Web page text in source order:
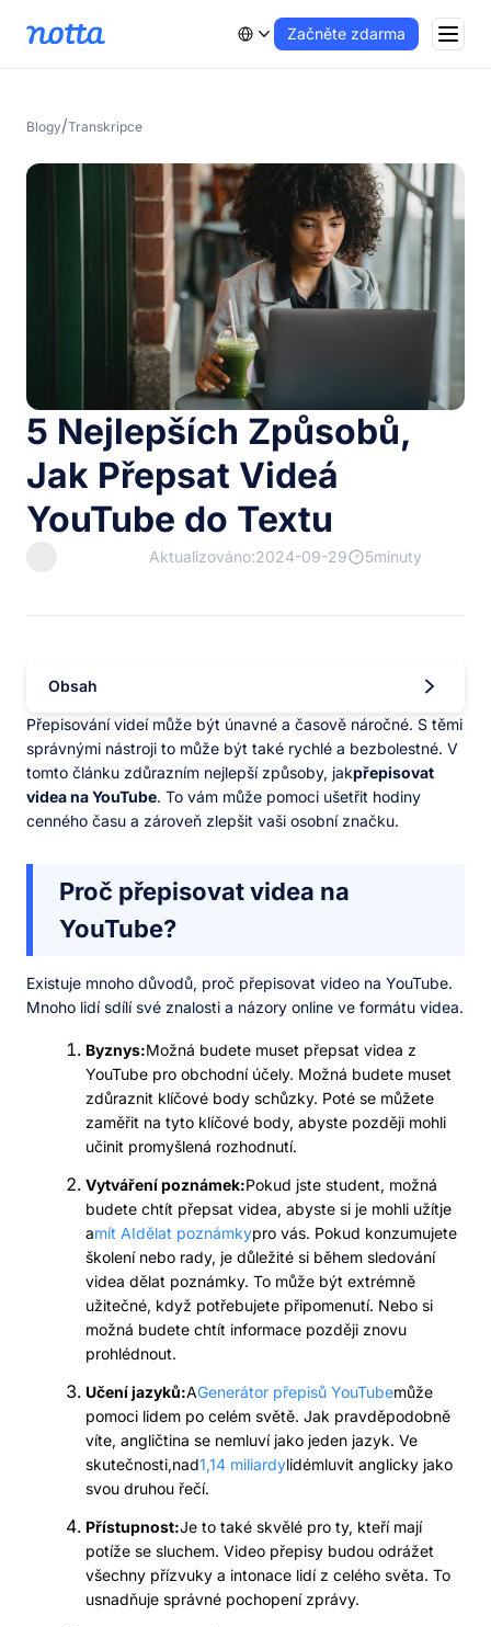
Začněte zdarma
Blogy/Transkripce
5 Nejlepších Způsobů,
Jak Přepsat Videá
YouTube do Textu
Aktualizováno:2024-09-29 5minuty
Obsah
Přepisování videí může být únavné a časově náročné. S těmi
správnými nástroji to může být také rychlé a bezbolestné. V
tomto článku zdůrazním nejlepší způsoby, jakpřepisovat
videa na YouTube. To vám může pomoci ušetřit hodiny
cenného času a zároveň zlepšit vaši osobní značku.
Proč přepisovat videa na
YouTube?
Existuje mnoho důvodů, proč přepisovat video na YouTube.
Mnoho lidí sdílí své znalosti a názory online ve formátu videa.
Byznys:Možná budete muset přepsat videa z
YouTube pro obchodní účely. Možná budete muset
zdůraznit klíčové body schůzky. Poté se můžete
zaměřit na tyto klíčové body, abyste později mohli
učinit promyšlená rozhodnutí.
Vytváření poznámek:Pokud jste student, možná
budete chtít přepsat videa, abyste si je mohli užítje
amít AIdělat poznámkypro vás. Pokud konzumujete
školení nebo rady, je důležité si během sledování
videa dělat poznámky. To může být extrémně
užitečné, když potřebujete připomenutí. Nebo si
možná budete chtít informace později znovu
prohlédnout.
Učení jazyků:AGenerátor přepisů YouTubemůže
pomoci lidem po celém světě. Jak pravděpodobně
víte, angličtina se nemluví jako jeden jazyk. Ve
skutečnosti,nad1,14 miliardylidémluvit anglicky jako
svou druhou řečí.
Přístupnost:Je to také skvělé pro ty, kteří mají
potíže se sluchem. Video přepisy budou odrážet
všechny přízvuky a intonace lidí z celého světa. To
usnadňuje správné pochopení zprávy.